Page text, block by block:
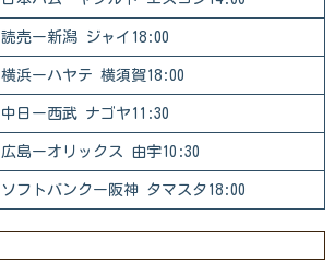
読売ー新潟 ジャイ18:00
横浜ーハヤテ 横須賀18:00
中日ー西武 ナゴヤ11:30
広島ーオリックス 由宇10:30
ソフトバンクー阪神 タマスタ18:00